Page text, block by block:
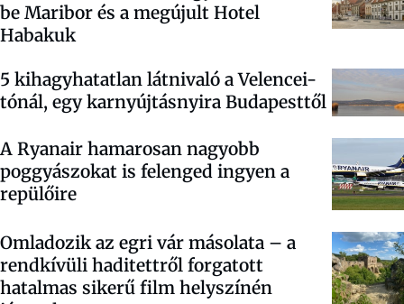
be Maribor és a megújult Hotel
Habakuk
5 kihagyhatatlan látnivaló a Velencei-
tónál, egy karnyújtásnyira Budapesttől
A Ryanair hamarosan nagyobb
poggyászokat is felenged ingyen a
repülőire
Omladozik az egri vár másolata – a
rendkívüli haditettről forgatott
hatalmas sikerű film helyszínén